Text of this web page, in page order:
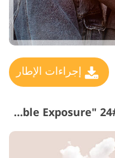
إجراءات الإطار
فوتوشوب كارتون اكشن مجاني #24 "Double Exposure"